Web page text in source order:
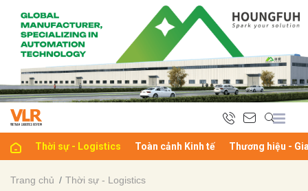
Thời sự - Logistics Toàn cảnh Kinh tế Thương hiệu -
Trang chủ Thời sự - Logistics
luận